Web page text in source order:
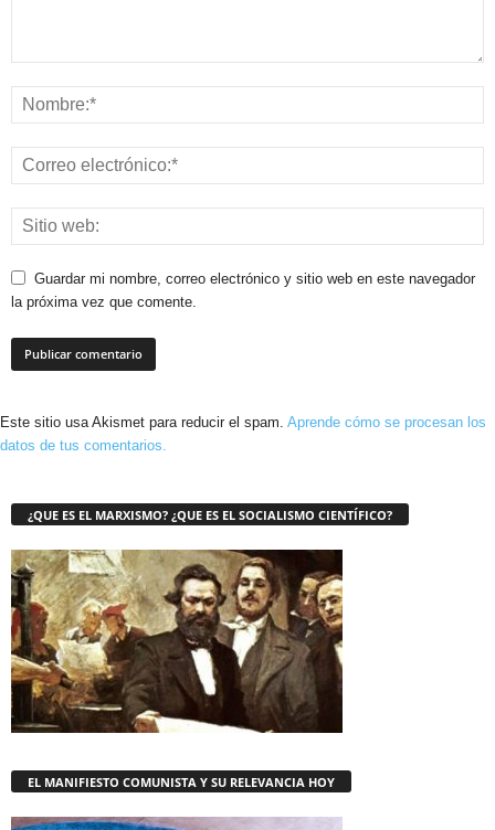
Guardar mi nombre, correo electrónico y sitio web en este navegador
la próxima vez que comente.
Este sitio usa Akismet para reducir el spam. Aprende cómo se procesan los
datos de tus comentarios.
¿QUE ES EL MARXISMO? ¿QUE ES EL SOCIALISMO CIENTÍFICO?
EL MANIFIESTO COMUNISTA Y SU RELEVANCIA HOY